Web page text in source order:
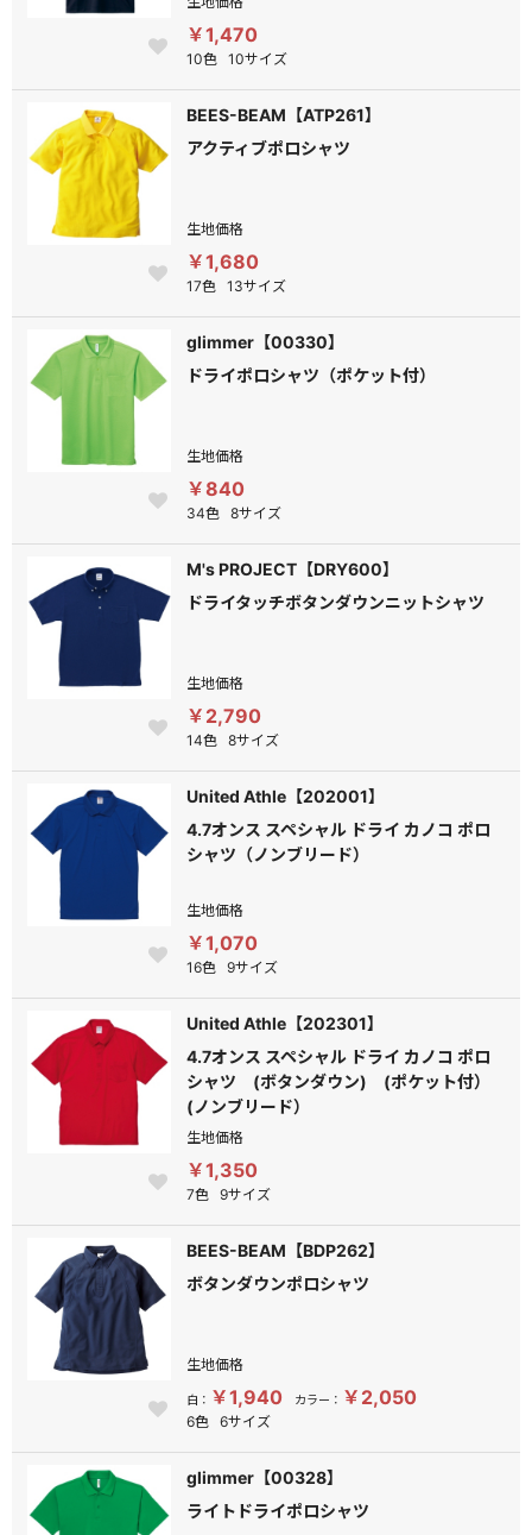
￥1,470
10色 10サイズ
BEES-BEAM【ATP261】
アクティブポロシャツ
生地価格
￥1,680
17色 13サイズ
glimmer【00330】
ドライポロシャツ（ポケット付）
生地価格
￥840
34色 8サイズ
M's PROJECT【DRY600】
ドライタッチボタンダウンニットシャツ
生地価格
￥2,790
14色 8サイズ
United Athle【202001】
4.7オンス スペシャル ドライ カノコ ポロ
シャツ（ノンブリード）
生地価格
￥1,070
16色 9サイズ
United Athle【202301】
4.7オンス スペシャル ドライ カノコ ポロ
シャツ (ボタンダウン) (ポケット付）
(ノンブリード）
生地価格
￥1,350
7色 9サイズ
BEES-BEAM【BDP262】
ボタンダウンポロシャツ
生地価格
白： ￥1,940 カラー： ￥2,050
6色 6サイズ
glimmer【00328】
ライトドライポロシャツ